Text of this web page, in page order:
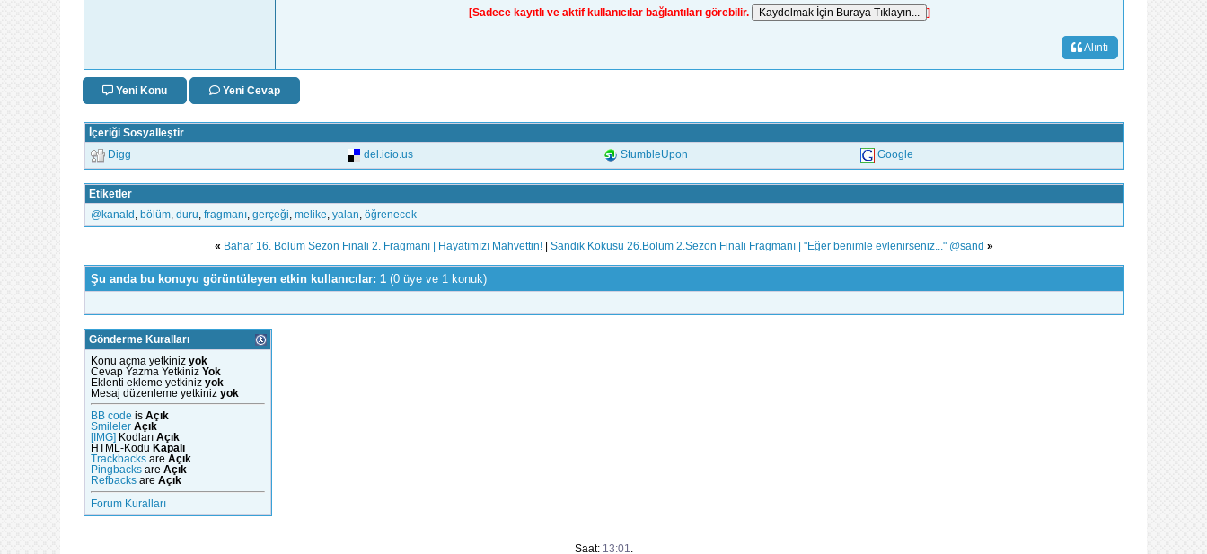
[Sadece kayıtlı ve aktif kullanıcılar bağlantıları görebilir. ]
Alıntı
Yeni Konu Yeni Cevap
İçeriği Sosyalleştir
Digg del.icio.us StumbleUpon Google
Etiketler
@kanald
bölüm, duru fragmanı, gerçeği melike yalan öğrenecek
« Bahar 16. Bölüm Sezon Finali 2. Fragmanı | Hayatımızı Mahvettin!| Sandık Kokusu 26.Bölüm 2.Sezon Finali Fragmanı | "Eğer benimle evlenirseniz..." @sand »
Şu anda bu konuyu görüntüleyen etkin kullanıcılar: 1 (0 üye ve 1 konuk)
Gönderme Kuralları
Konu açma yetkiniz yok
Cevap Yazma Yetkiniz Yok
Eklenti ekleme yetkiniz yok
Mesaj düzenleme yetkiniz yok
BB code is Açık
Smileler Açık
[IMG]
Kodları Açık
HTML-Kodu Kapalı
Trackbacksare Açık
Pingbacksare Açık
Refbacksare Açık
Forum Kuralları
Saat: 13:01